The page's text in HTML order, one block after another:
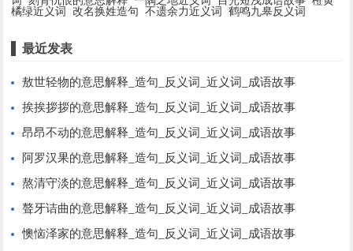
橘绿近义词
改名换姓造句 不遗余力近义词 鹤鸣九皋反义词
最近发表
敖世轻物的意思解释_造句_反义词_近义词_成语故事
挨挨拶拶的意思解释_造句_反义词_近义词_成语故事
昂昂不动的意思解释_造句_反义词_近义词_成语故事
阿罗汉果的意思解释_造句_反义词_近义词_成语故事
熬清守淡的意思解释_造句_反义词_近义词_成语故事
聱牙诘曲的意思解释_造句_反义词_近义词_成语故事
懊恼泽家的意思解释_造句_反义词_近义词_成语故事